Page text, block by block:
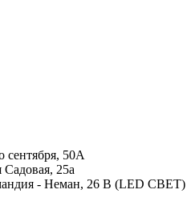
сентября, 50А
25а
- Неман, 26 В (LED СВЕТ)